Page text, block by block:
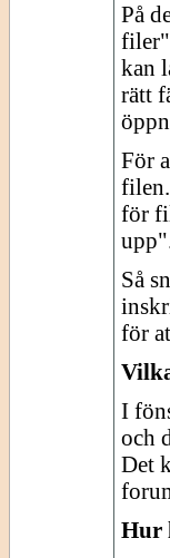
På
kan
rätt
För
för
Så
för
I
och
Det
Hur